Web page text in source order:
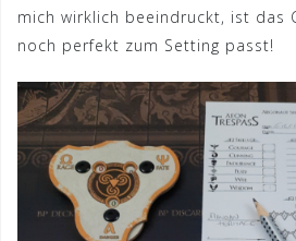
mich wirklich beeindruckt, ist das
noch perfekt zum Setting passt!